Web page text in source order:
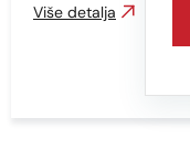
Više detalja